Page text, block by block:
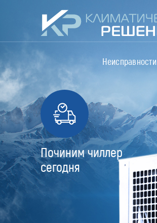
Починим чиллер
сегодня
Неисправности